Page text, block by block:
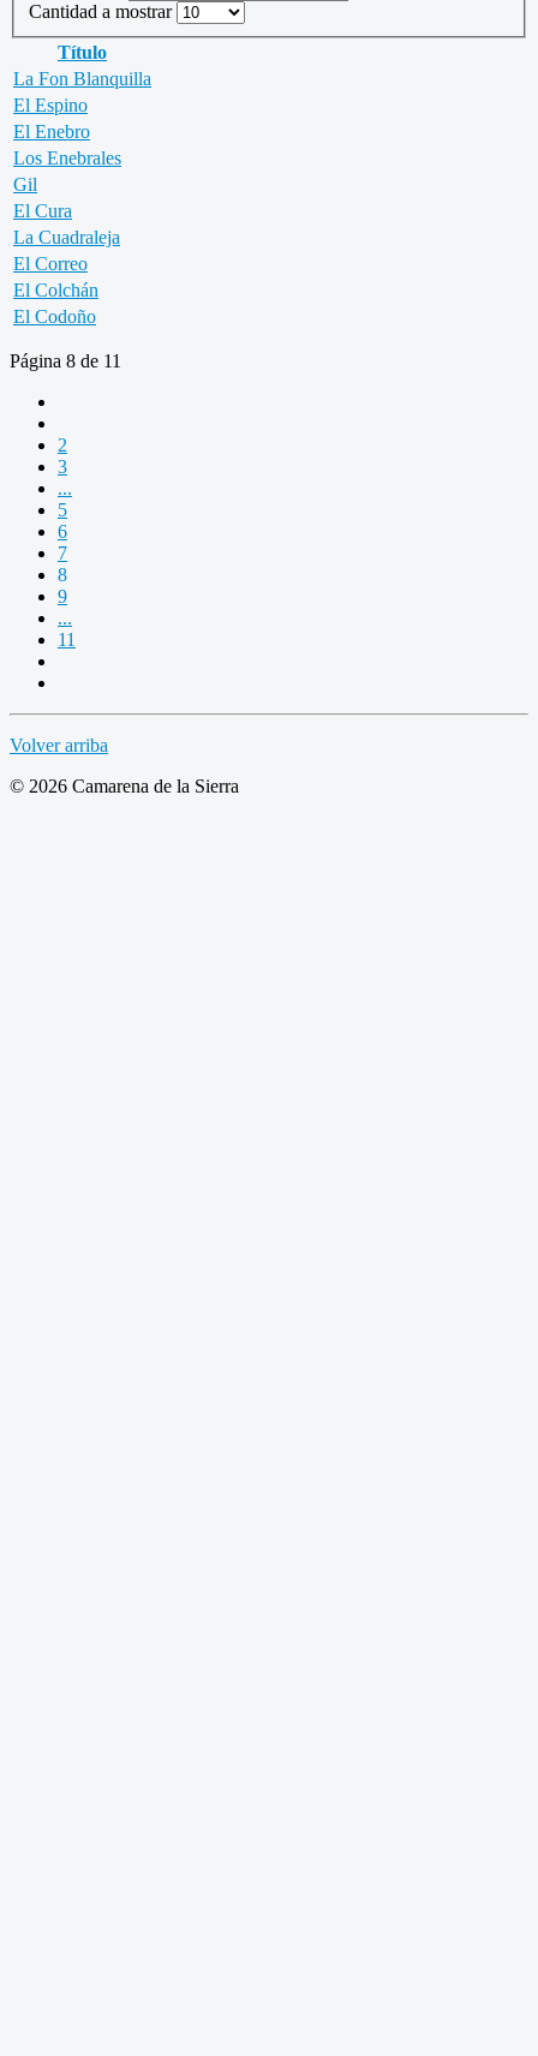
Cantidad a mostrar
Título
La Fon Blanquilla
El Espino
El Enebro
Los Enebrales
Gil
El Cura
La Cuadraleja
El Correo
El Colchán
El Codoño
Página 8 de 11
2
3
...
5
6
7
8
9
...
11
Volver arriba
© 2026 Camarena de la Sierra